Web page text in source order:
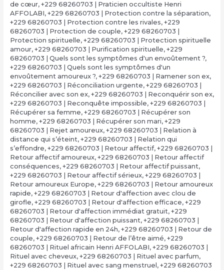
de cœur, +229 68260703 | Praticien occultiste Henri
AFFOLABI, +229 68260703 | Protection contre la séparation,
+229 68260703 | Protection contre les rivales, +229
68260703 | Protection de couple, +229 68260703 |
Protection spirituelle, +229 68260703 | Protection spirituelle
amour, +229 68260703 | Purification spirituelle, +229
68260703 | Quels sont les symptômes d'un envoûtement ?,
+229 68260703 | Quels sont les symptômes d'un
envoûtement amoureux ?, +229 68260703 | Ramener son ex,
+229 68260703 | Réconciliation urgente, +229 68260703 |
Réconcilier avec son ex, +229 68260703 | Reconquérir son ex,
+229 68260703 | Reconquête impossible, +229 68260703 |
Récupérer sa femme, +229 68260703 | Récupérer son
homme, +229 68260703 | Récupérer son mari, +229
68260703 | Rejet amoureux, +229 68260703 | Relation à
distance qui s’éteint, +229 68260703 | Relation qui
s’effondre, +229 68260703 | Retour affectif, +229 68260703 |
Retour affectif amoureux, +229 68260703 | Retour affectif
conséquences, +229 68260703 | Retour affectif puissant,
+229 68260703 | Retour affectif sérieux, +229 68260703 |
Retour amoureux Europe, +229 68260703 | Retour amoureux
rapide, +229 68260703 | Retour d'affection avec clou de
girofle, +229 68260703 | Retour d'affection efficace, +229
68260703 | Retour d'affection immédiat gratuit, +229
68260703 | Retour d'affection puissant, +229 68260703 |
Retour d'affection rapide en 24h, +229 68260703 | Retour de
couple, +229 68260703 | Retour de l’être aimé, +229
68260703 | Rituel africain Henri AFFOLABI, +229 68260703 |
Rituel avec cheveux, +229 68260703 | Rituel avec parfum,
+229 68260703 | Rituel avec sang menstruel , +229 68260703